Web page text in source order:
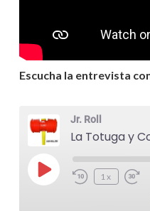
Escucha la entrevista
Jr. Roll
La Totuga y
Reproducir
episodio
1x